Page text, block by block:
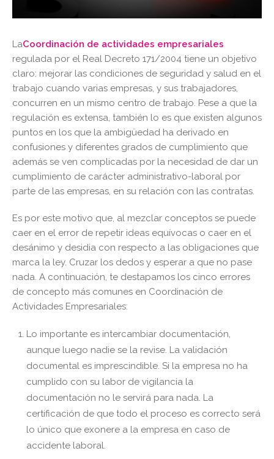
LaCoordinación de actividades empresariales
regulada por el Real Decreto 171/2004 tiene un objetivo
claro: mejorar las condiciones de seguridad y salud en el
trabajo cuando varias empresas, y sus trabajadores,
concurren en un mismo centro de trabajo. Pese a que la
regulación es extensa, también lo es que existen algunos
puntos en los que la ambigüedad ha derivado en
confusiones y diferentes grados de cumplimiento que
además se ven complicadas por la necesidad de dar un
cumplimiento de carácter administrativo-laboral por
parte de las empresas, en su relación con las contratas.
Es por este motivo que, al mezclar conceptos se puede
caer en el error de repetir ideas equívocas o caer en el
desánimo y desidia con respecto a las obligaciones que
marca la ley. Cruzar los dedos y esperar a que no pase
nada. A continuación, te destapamos los cinco errores
de concepto más comunes en Coordinación de
Actividades Empresariales:
Lo importante es intercambiar documentación,
aunque luego nadie se la revise. La validación
documental es imprescindible. Si la empresa no ha
cumplido con su labor de vigilancia la
documentación no le servirá para nada. La
certificación de que todo el proceso es correcto será
lo único que exonere a la empresa en caso de
accidente laboral.